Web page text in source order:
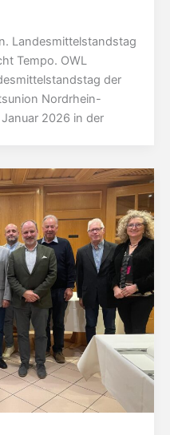
Landesmittelstandstag
Tempo. OWL
der
Nordrhein-
Januar 2026 in der